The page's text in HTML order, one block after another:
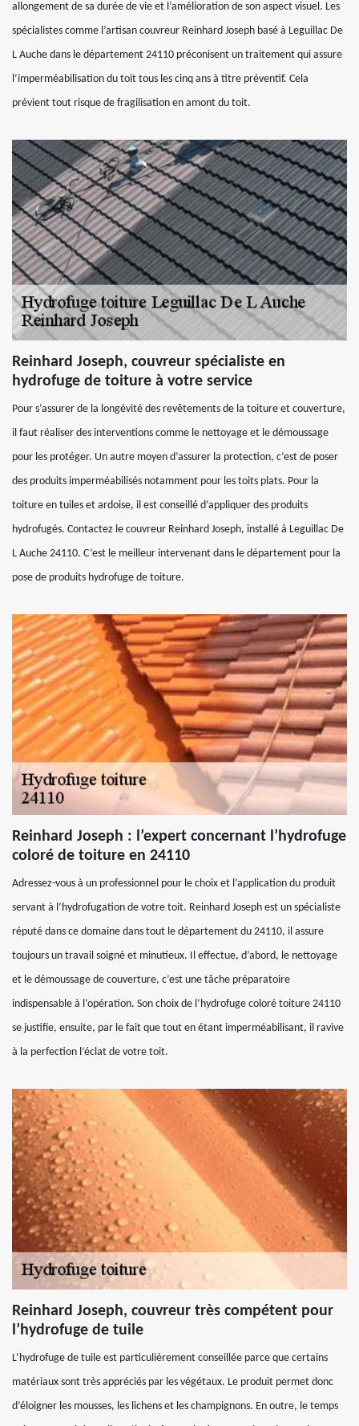
allongement de sa durée de vie et l’amélioration de son aspect visuel. Les
spécialistes comme l’artisan couvreur Reinhard Joseph basé à Leguillac De
L Auche dans le département 24110 préconisent un traitement qui assure
l’imperméabilisation du toit tous les cinq ans à titre préventif. Cela
prévient tout risque de fragilisation en amont du toit.
Reinhard Joseph, couvreur spécialiste en
hydrofuge de toiture à votre service
Pour s’assurer de la longévité des revêtements de la toiture et couverture,
il faut réaliser des interventions comme le nettoyage et le démoussage
pour les protéger. Un autre moyen d’assurer la protection, c’est de poser
des produits imperméabilisés notamment pour les toits plats. Pour la
toiture en tuiles et ardoise, il est conseillé d’appliquer des produits
hydrofugés. Contactez le couvreur Reinhard Joseph, installé à Leguillac De
L Auche 24110. C’est le meilleur intervenant dans le département pour la
pose de produits hydrofuge de toiture.
Reinhard Joseph : l’expert concernant l’hydrofuge
coloré de toiture en 24110
Adressez-vous à un professionnel pour le choix et l’application du produit
servant à l’hydrofugation de votre toit. Reinhard Joseph est un spécialiste
réputé dans ce domaine dans tout le département du 24110, il assure
toujours un travail soigné et minutieux. Il effectue, d’abord, le nettoyage
et le démoussage de couverture, c’est une tâche préparatoire
indispensable à l’opération. Son choix de l’hydrofuge coloré toiture 24110
se justifie, ensuite, par le fait que tout en étant imperméabilisant, il ravive
à la perfection l’éclat de votre toit.
Reinhard Joseph, couvreur très compétent pour
l’hydrofuge de tuile
L’hydrofuge de tuile est particulièrement conseillée parce que certains
matériaux sont très appréciés par les végétaux. Le produit permet donc
d’éloigner les mousses, les lichens et les champignons. En outre, le temps